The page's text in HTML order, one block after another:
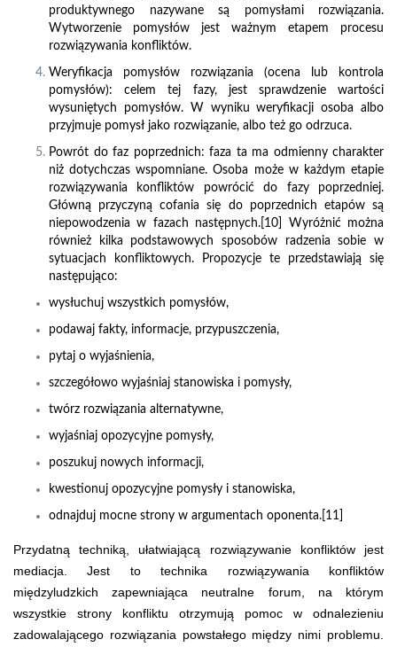
produktywnego nazywane są pomysłami rozwiązania.
Wytworzenie pomysłów jest ważnym etapem procesu
rozwiązywania konfliktów.
Weryfikacja pomysłów rozwiązania (ocena lub kontrola
pomysłów): celem tej fazy, jest sprawdzenie wartości
wysuniętych pomysłów. W wyniku weryfikacji osoba albo
przyjmuje pomysł jako rozwiązanie, albo też go odrzuca.
Powrót do faz poprzednich: faza ta ma odmienny charakter
niż dotychczas wspomniane. Osoba może w każdym etapie
rozwiązywania konfliktów powrócić do fazy poprzedniej.
Główną przyczyną cofania się do poprzednich etapów są
niepowodzenia w fazach następnych.[10] Wyróżnić można
również kilka podstawowych sposobów radzenia sobie w
sytuacjach konfliktowych. Propozycje te przedstawiają się
następująco:
wysłuchuj wszystkich pomysłów,
podawaj fakty, informacje, przypuszczenia,
pytaj o wyjaśnienia,
szczegółowo wyjaśniaj stanowiska i pomysły,
twórz rozwiązania alternatywne,
wyjaśniaj opozycyjne pomysły,
poszukuj nowych informacji,
kwestionuj opozycyjne pomysły i stanowiska,
odnajduj mocne strony w argumentach oponenta.[11]
Przydatną techniką, ułatwiającą rozwiązywanie konfliktów jest
mediacja. Jest to technika rozwiązywania konfliktów
międzyludzkich zapewniająca neutralne forum, na którym
wszystkie strony konfliktu otrzymują pomoc w odnalezieniu
zadowalającego rozwiązania powstałego między nimi problemu.